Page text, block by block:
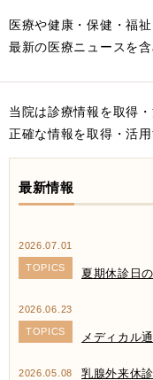
医療や健康・保健・福
最新の医療ニュースを
当院は診療情報を取得
正確な情報を取得・活
最新情報
2026.07.01
TOPICS 夏期休診日
2026.06.23
TOPICS メディカル
2026.05.08 乳腺外来休